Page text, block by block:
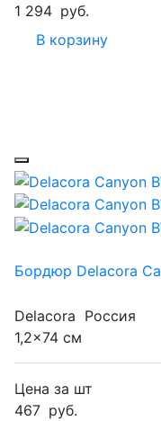
1 294 руб.
В корзину
Бордюр Delacora
Delacora Россия
1,2x74 см
Цена за шт
467 руб.